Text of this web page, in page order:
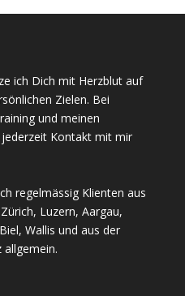
ich Dich mit Herzblut auf
Zielen. Bei
und meinen
Kontakt mit mir
regelmässig Klienten aus
Luzern, Aargau,
Wallis und aus der
allgemein.